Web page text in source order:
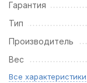
Гарантия
Тип
Производитель
Вес
Все характеристики